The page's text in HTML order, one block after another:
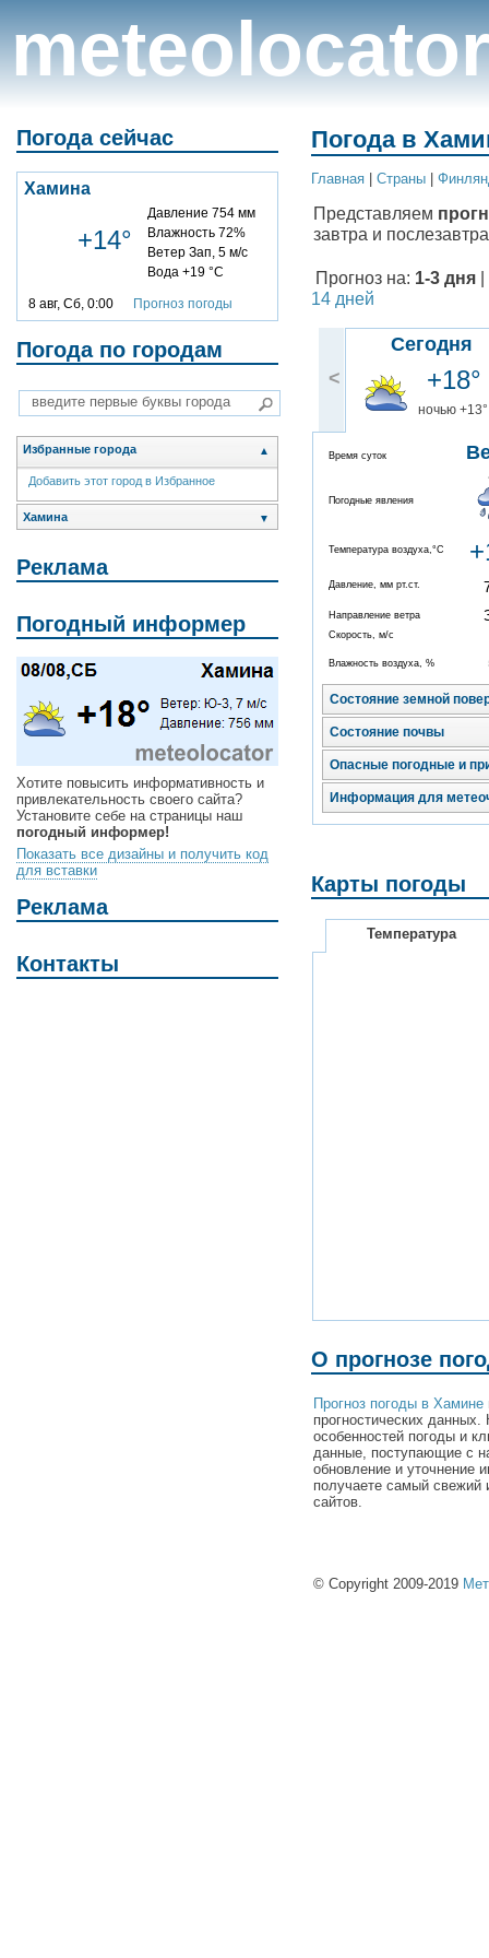
meteolocator
Погода сейчас
Хамина
+14°
Давление 754 мм
Влажность 72%
Ветер Зап, 5 м/с
Вода +19 °C
8 авг, Сб, 0:00 Прогноз погоды
Погода по городам
Избранные города ▲
Добавить этот город в Избранное
Хамина ▼
Реклама
Погодный информер
Хотите повысить информативность и
привлекательность своего сайта?
Установите себе на страницы наш
погодный информер!
Показать все дизайны и получить код
для вставки
Реклама
Контакты
Погода в
Главная Cтраны
Представляем
завтра и
Прогноз на: 1-3 дня
14 дней
<
Сегодня
+18°
ночью +13°
Время суток
Погодные явления
Температура воздуха,°C
Давление, мм рт.ст.
Направление ветра
Скорость, м/с
Влажность воздуха, %
Состояние земной
Состояние почвы
Опасные погодные и
Информация для
Карты погоды
Температура
О прогнозе
Прогноз погоды в Хамине
прогностических
особенностей погоды и
данные, поступающие с
обновление и уточнение
получаете самый свежий
сайтов.
© Copyright 2009-2019